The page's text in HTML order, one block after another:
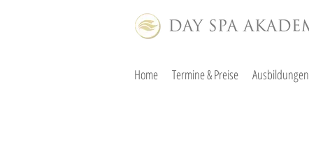
Home Termine & Preise Ausbildungen